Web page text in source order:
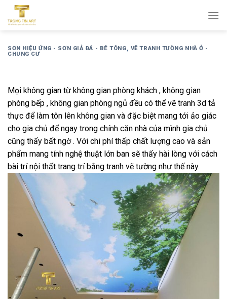
qua
dungSƠN HIỆU ỨNG - SƠN GIẢ ĐÁ - BÊ TÔNG, VẼ TRANH TƯỜNG NHÀ Ở -
CHUNG CƯ
Mọi không gian từ không gian phòng khách , không gian
phòng bếp , không gian phòng ngủ đều có thể vẽ tranh 3d tả
thực để làm tôn lên không gian và đặc biệt mang tới ảo giác
cho gia chủ để ngay trong chính căn nhà của mình gia chủ
cũng thấy bất ngờ . Với chi phí thấp chất lượng cao và sản
phẩm mang tính nghệ thuật lớn ban sẽ thấy hài lòng với cách
bài trí nội thất trang trí bằng tranh vẽ tường như thế này.